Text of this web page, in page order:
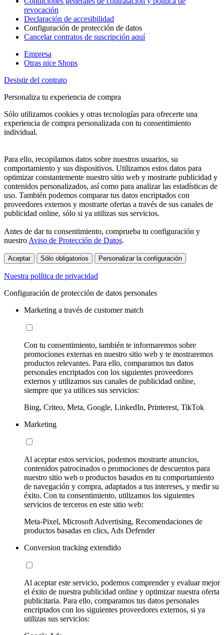
revocación
Declaración de accesibilidad
Configuración de protección de datos
Cancelar contratos de suscripción aquí
Empresa
Otras nice Shops
Desistir del contrato
Personaliza tu experiencia de compra
Sólo utilizamos cookies y otras tecnologías para ofrecerte una
experiencia de compra personalizada con tu consentimiento
individual.
Para ello, recopilamos datos sobre nuestros usuarios, su
comportamiento y sus dispositivos. Utilizamos estos datos para
optimizar constantemente nuestro sitio web y mostrarte publicidad y
contenidos personalizados, así como para analizar las estadísticas de
uso. También podemos comparar tus datos encriptados con
proveedores externos y mostrarte ofertas a través de sus canales de
publicidad online, sólo si ya utilizas sus servicios.
Antes de dar tu consentimiento, comprueba tu configuración y
nuestro Aviso de Protección de Datos.
Aceptar Sólo obligatorios Personalizar la configuración
Nuestra política de privacidad
Configuración de protección de datos personales
Marketing a través de customer match
Con tu consentimiento, también te informaremos sobre
promociones externas en nuestro sitio web y te mostraremos
productos relevantes. Para ello, comparamos tus datos
personales encriptados con los siguientes proveedores
externos y utilizamos sus canales de publicidad online,
siempre que ya utilices sus servicios:
Bing, Criteo, Meta, Google, LinkedIn, Printerest, TikTok
Marketing
Al aceptar estos servicios, podemos mostrarte anuncios,
contenidos patrocinados o promociones de descuentos para
nuestro sitio web o productos basados en tu comportamiento
de navegación y compra, adaptados a tus intereses, y medir su
éxito. Con tu consentimiento, utilizamos los siguientes
servicios de terceros en este sitio web:
Meta-Pixel, Microsoft Advertising, Recomendaciones de
productos basadas en clics, Ads Defender
Conversion tracking extendido
Al aceptar este servicio, podemos comprender y evaluar mejor
el éxito de nuestra publicidad online y optimizar nuestra oferta
publicitaria. Para ello, comparamos tus datos personales
encriptados con los siguientes proveedores externos, si ya
utilizas sus servicios: